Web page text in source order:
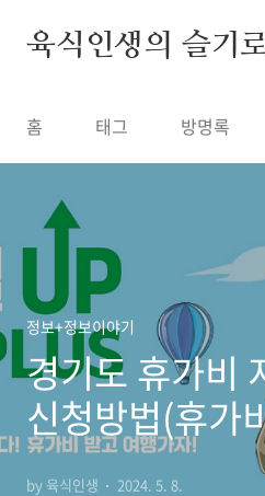
육식인생의 슬기
홈 태그 방명록
정보+정보이야기
경기도 휴가비 지원,
신청방법(휴가
지원)
by 육식인생 2024. 5. 8.